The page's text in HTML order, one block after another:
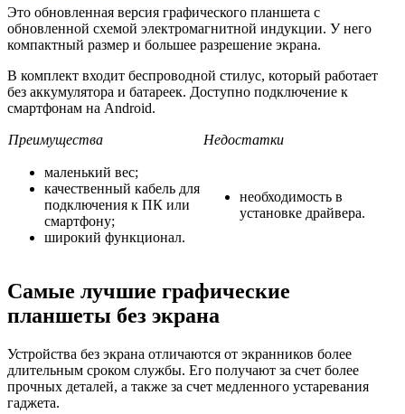
Это обновленная версия графического планшета с
обновленной схемой электромагнитной индукции. У него
компактный размер и большее разрешение экрана.
В комплект входит беспроводной стилус, который работает
без аккумулятора и батареек. Доступно подключение к
смартфонам на Android.
Преимущества Недостатки
маленький вес;
качественный кабель для
подключения к ПК или
смартфону;
широкий функционал.
необходимость в
установке драйвера.
Самые лучшие графические
планшеты без экрана
Устройства без экрана отличаются от экранников более
длительным сроком службы. Его получают за счет более
прочных деталей, а также за счет медленного устаревания
гаджета.